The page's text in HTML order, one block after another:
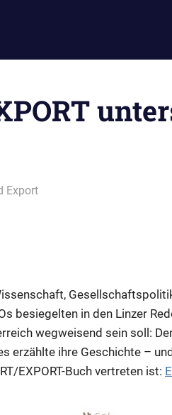
Export
besiegelten in den Linzer
wegweisend sein soll:
erzählte ihre Geschichte –
EXPORT-Buch vertreten ist: